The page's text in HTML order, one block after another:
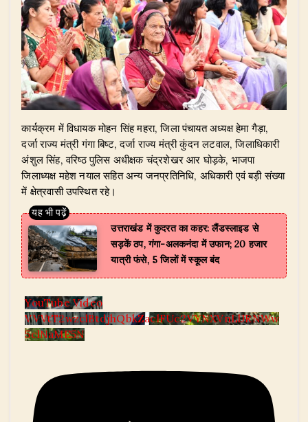
​कार्यक्रम में विधायक मोहन सिंह महरा, जिला पंचायत अध्यक्ष हेमा गैड़ा,
दर्जा राज्य मंत्री गंगा बिष्ट, दर्जा राज्य मंत्री कुंदन लटवाल, जिलाधिकारी
अंशुल सिंह, वरिष्ठ पुलिस अधीक्षक चंद्रशेखर आर घोड़के, भाजपा
जिलाध्यक्ष महेश नयाल सहित अन्य जनप्रतिनिधि, अधिकारी एवं बड़ी संख्या
में क्षेत्रवासी उपस्थित रहे।
उत्तराखंड में कुदरत का कहर: लैंडस्लाइड से
सड़कें ठप, गंगा-अलकनंदा में उफान; 20 हजार
यात्री फंसे, 5 जिलों में स्कूल बंद
YouTube Video
VVVtT2wzclBtdjhQbkZaclFUc2VYNXVnLlJRNWw
5clNaME5N